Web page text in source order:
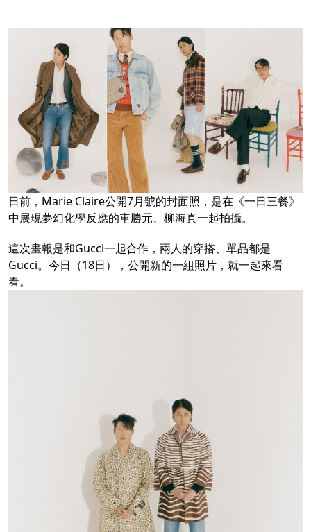
日前，Marie Claire公開7月號的封面照，是在《一日三餐》
中展現夢幻化學反應的車勝元、柳海真一起拍攝。
這次畫報是和Gucci一起合作，兩人的穿搭、單品都是
Gucci。今日（18日），公開新的一組照片，就一起來看
看。